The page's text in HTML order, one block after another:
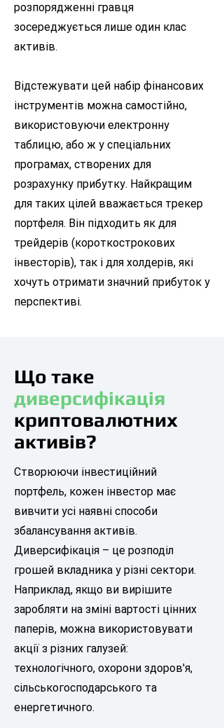
розпорядженні гравця
зосереджується лише один клас
активів.
Відстежувати цей набір фінансових
інструментів можна самостійно,
використовуючи електронну
таблицю, або ж у спеціальних
програмах, створених для
розрахунку прибутку. Найкращим
для таких цілей вважається трекер
портфеля. Він підходить як для
трейдерів (короткострокових
інвесторів), так і для холдерів, які
хочуть отримати значний прибуток у
перспективі.
Що таке
диверсифікація
криптовалютних
активів?
Створюючи інвестиційний
портфель, кожен інвестор має
вивчити усі наявні способи
збалансування активів.
Диверсифікація – це розподіл
грошей вкладника у різні сектори.
Наприклад, якщо ви вирішите
заробляти на зміні вартості цінних
паперів, можна використовувати
акції з різних галузей:
технологічного, охорони здоров'я,
сільськогосподарського та
енергетичного.